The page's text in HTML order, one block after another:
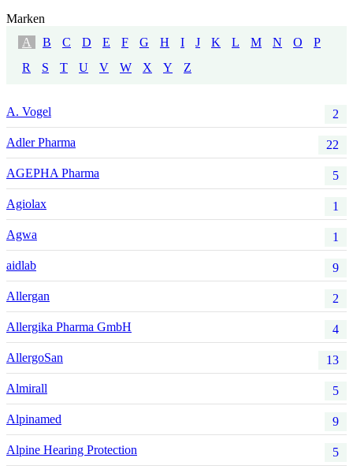
Marken
A
B C D E F G H I J K L M N O
P
R
S T U V W X Y Z
A. Vogel 2
Adler Pharma 22
AGEPHA Pharma 5
Agiolax 1
Agwa 1
aidlab 9
Allergan 2
Allergika Pharma GmbH 4
AllergoSan 13
Almirall 5
Alpinamed 9
Alpine Hearing Protection 5